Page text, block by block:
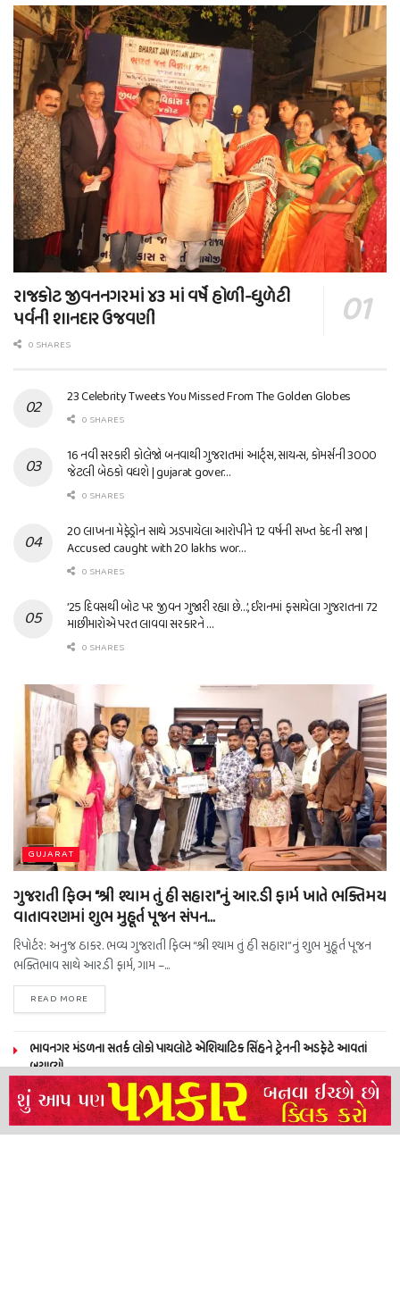
રાજકોટ જીવનનગરમાં ૪૩ માં વર્ષે હોળી-ધુળેટી
પર્વની શાનદાર ઉજવણી
0 SHARES
23 Celebrity Tweets You Missed From The Golden Globes
0 SHARES
16 નવી સરકારી કોલેજો બનવાથી ગુજરાતમાં આર્ટ્સ, સાયન્સ, કોમર્સની 3000
જેટલી બેઠકો વધશે | gujarat gover…
0 SHARES
20 લાખના મેફેડ્રોન સાથે ઝડપાયેલા આરોપીને 12 વર્ષની સખ્ત કેદની સજા |
Accused caught with 20 lakhs wor…
0 SHARES
’25 દિવસથી બોટ પર જીવન ગુજારી રહ્યા છે…’, ઈરાનમાં ફસાયેલા ગુજરાતના 72
માછીમારોએ પરત લાવવા સરકારને …
0 SHARES
GUJARAT
ગુજરાતી ફિલ્મ “શ્રી શ્યામ તું હી સહારા”નું આર.ડી ફાર્મ ખાતે ભક્તિમય
વાતાવરણમાં શુભ મુહૂર્ત પૂજન સંપન…
રિપોર્ટર: અનુજ ઠાકર. ભવ્ય ગુજરાતી ફિલ્મ “શ્રી શ્યામ તું હી સહારા”નું શુભ મુહૂર્ત પૂજન
ભક્તિભાવ સાથે આર.ડી ફાર્મ, ગામ –...
READ MORE
ભાવનગર મંડળના સતર્ક લોકો પાયલોટે એશિયાટિક સિંહને ટ્રેનની અડફેટે આવતાં
બચાવ્યો
NEERAJ TIWARI’S ACTION FRANCHISE ROLLS WITH TIGER SHROFF,
REMO D’SOUZA AND A POWER-PACKED ENSEMBLE
ધારી પત્રકાર સંઘ – અમરેલી બ્રોડગેજ કમેટી દ્વારા જીલ્લા કલેકટર ને આવેદનપત્ર